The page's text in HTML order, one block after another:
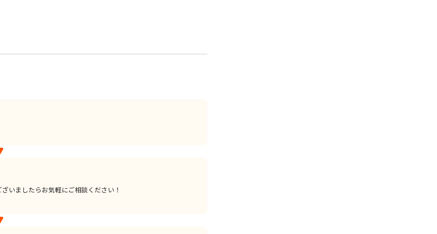
いましたらお気軽にご相談ください！